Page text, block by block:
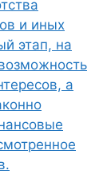
и иных
этап, на
а